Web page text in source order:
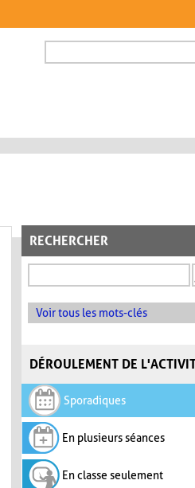
FORMULAIRE DE
RECHERCHER
Voir tous les mots-clés
DÉROULEMENT DE
Sporadiques
En plusieurs séances
En classe seulement